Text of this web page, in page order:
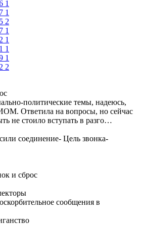
1
1
2
1
1
1
1
2
политические темы, надеюсь,
Ответила на вопросы, но сейчас
не стоило вступать в разго…
соединение- Цель звонка-
и сброс
сообщения в